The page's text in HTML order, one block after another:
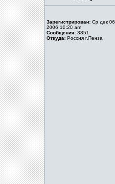
Зарегистрирован: Ср дек 06,
2006 10:20 am
Сообщения: 3851
Откуда: Россия г.Пенза